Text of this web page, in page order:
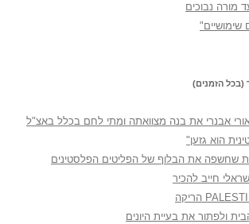
מורה נבוכים
שימושיים"
(בכל הזמנים)
אבנרי את בנה מצוואתה ומתי לחם בכלל באצ"ל
הוא גזען"
שחשפה את הבלוף של הפליטים הפלסטינים
חייב להכיר
ולפתור את בעיית היונים